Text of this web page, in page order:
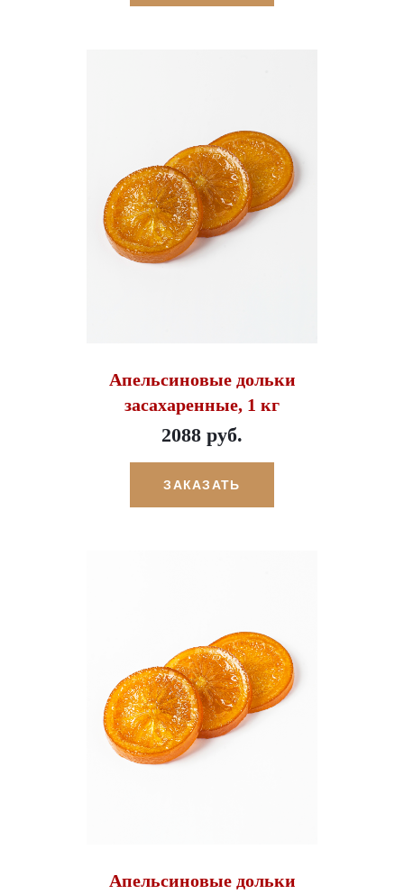
Апельсиновые дольки
засахаренные, 1 кг
2088 руб.
ЗАКАЗАТЬ
Апельсиновые дольки